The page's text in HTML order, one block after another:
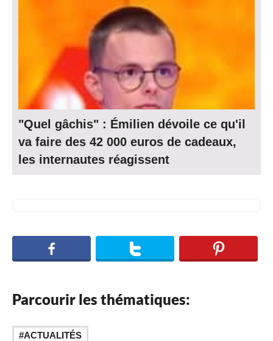
"Quel gâchis" : Émilien dévoile ce qu'il
va faire des 42 000 euros de cadeaux,
les internautes réagissent
Parcourir les thématiques:
ACTUALITÉS